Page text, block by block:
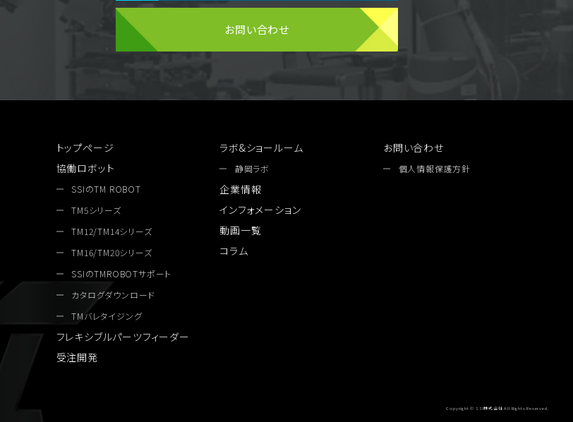
お問い合わせ
トップページ
協働ロボット
SSIのTM ROBOT
TM5シリーズ
TM12/TM14シリーズ
TM16/TM20シリーズ
SSIのTMROBOTサポート
カタログダウンロード
TMバレタイジング
フレキシブルパーツフィーダー
受注開発
ラボ&ショールーム
静岡ラボ
企業情報
インフォメーション
動画一覧
コラム
お問い合わせ
個人情報保護方針
Copyright © SSI株式会社 All Rights Reserved.